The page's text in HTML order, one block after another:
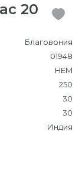
20
Благовония
01948
HEM
250
30
30
Индия